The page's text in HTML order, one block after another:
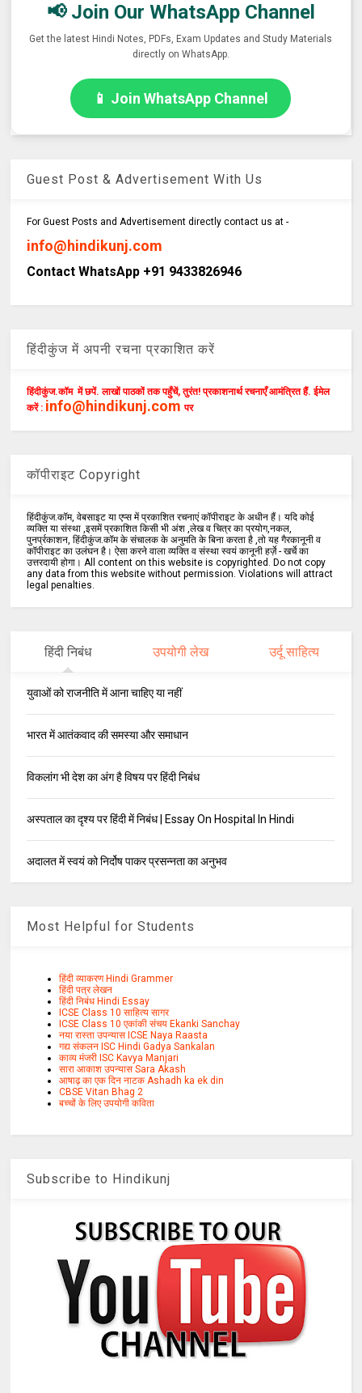
📢 Join Our WhatsApp Channel
Get the latest Hindi Notes, PDFs, Exam Updates and Study Materials
directly on WhatsApp.
📱 Join WhatsApp Channel
Guest Post & Advertisement With Us
For Guest Posts and Advertisement directly contact us at -
info@hindikunj.com
Contact WhatsApp +91 9433826946
हिंदीकुंज में अपनी रचना प्रकाशित करें
हिंदीकुंज.कॉम में छपें. लाखों पाठकों तक पहुँचें, तुरंत! प्रकाशनार्थ रचनाएँ आमंत्रित हैं. ईमेल
करें : info@hindikunj.com पर
कॉपीराइट Copyright
हिंदीकुंज.कॉम, वेबसाइट या एप्स में प्रकाशित रचनाएं कॉपीराइट के अधीन हैं। यदि कोई
व्यक्ति या संस्था ,इसमें प्रकाशित किसी भी अंश ,लेख व चित्र का प्रयोग,नकल,
पुनर्प्रकाशन, हिंदीकुंज.कॉम के संचालक के अनुमति के बिना करता है ,तो यह गैरकानूनी व
कॉपीराइट का उलंघन है। ऐसा करने वाला व्यक्ति व संस्था स्वयं कानूनी हर्ज़े - खर्चे का
उत्तरदायी होगा। All content on this website is copyrighted. Do not copy
any data from this website without permission. Violations will attract
legal penalties.
हिंदी निबंध उपयोगी लेख उर्दू साहित्य
युवाओं को राजनीति में आना चाहिए या नहीं
भारत में आतंकवाद की समस्या और समाधान
विकलांग भी देश का अंग है विषय पर हिंदी निबंध
अस्पताल का दृश्य पर हिंदी में निबंध | Essay On Hospital In Hindi
अदालत में स्वयं को निर्दोष पाकर प्रसन्नता का अनुभव
Most Helpful for Students
हिंदी व्याकरण Hindi Grammer
हिंदी पत्र लेखन
हिंदी निबंध Hindi Essay
ICSE Class 10 साहित्य सागर
ICSE Class 10 एकांकी संचय Ekanki Sanchay
नया रास्ता उपन्यास ICSE Naya Raasta
गद्य संकलन ISC Hindi Gadya Sankalan
काव्य मंजरी ISC Kavya Manjari
सारा आकाश उपन्यास Sara Akash
आषाढ़ का एक दिन नाटक Ashadh ka ek din
CBSE Vitan Bhag 2
बच्चों के लिए उपयोगी कविता
Subscribe to Hindikunj